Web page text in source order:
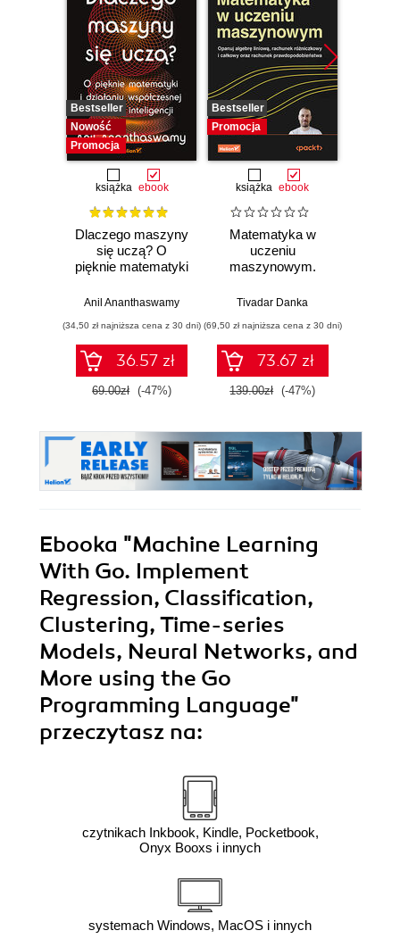
Bestseller
Nowość
Promocja
książka ebook
Dlaczego maszyny
się uczą? O
pięknie matematyki
współczesnej
inteligencji
Anil Ananthaswamy
(34,50 zł najniższa cena z 30 dni)
36.57 zł
69.00zł (-47%)
Bestseller
Promocja
książka ebook
Matematyka w
uczeniu
maszynowym.
liniową, rachunek
całkowy oraz
rachunek
prawdopodobieństwa
Tivadar Danka
(69,50 zł najniższa cena z 30 dni)
73.67 zł
139.00zł (-47%)
Ebooka "Machine Learning
With Go. Implement
Regression, Classification,
Clustering, Time-series
Models, Neural Networks, and
More using the Go
Programming Language"
przeczytasz na:
czytnikach Inkbook, Kindle, Pocketbook,
Onyx Booxs i innych
systemach Windows, MacOS i innych